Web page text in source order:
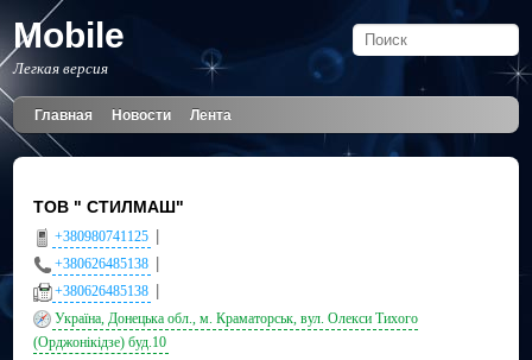
Mobile
Легкая версия
Главная Новости Лента
ТОВ " СТИЛМАШ"
+380980741125
+380626485138
+380626485138
Україна, Донецька обл., м. Краматорськ, вул. Олекси Тихого
(Орджонікідзе) буд.10